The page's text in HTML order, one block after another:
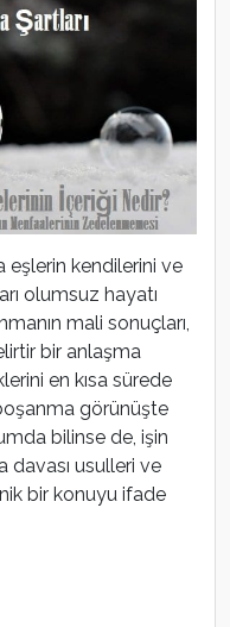
eşlerin kendilerini ve
olumsuz hayatı
mali sonuçları,
bir anlaşma
en kısa sürede
görünüşte
bilinse de, işin
davası usulleri ve
bir konuyu ifade